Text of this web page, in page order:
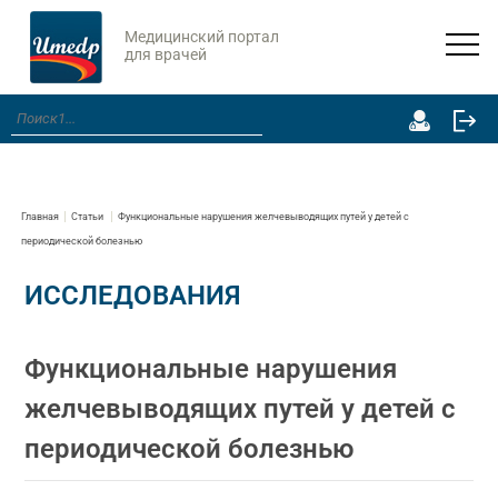
Медицинский портал
для врачей
Главная Статьи Функциональные нарушения желчевыводящих путей у детей с
периодической болезнью
ИССЛЕДОВАНИЯ
Функциональные нарушения
желчевыводящих путей у детей с
периодической болезнью